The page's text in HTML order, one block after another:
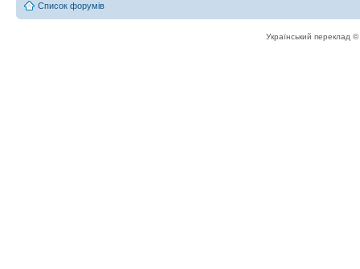
Список форумів
Український переклад